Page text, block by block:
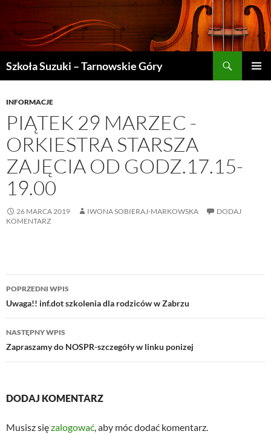
Szkoła Suzuki – Tarnowskie Góry
TREŚCI
INFORMACJE
PIĄTEK 29 MARZEC -
ORKIESTRA STARSZA
ZAJĘCIA OD GODZ.17.15-
19.00
26 MARCA 2019 IWONA SOBIERAJ-MARKOWSKA
DODAJ
KOMENTARZ
Nawigacja
wpisu
POPRZEDNI WPIS
Uwaga!! inf.dot szkolenia dla rodziców w Zabrzu
NASTĘPNY WPIS
Zapraszamy do NOSPR-szczegóły w linku ponizej
DODAJ KOMENTARZ
Musisz sięzalogować, aby móc dodać komentarz.